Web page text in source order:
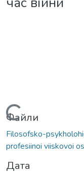
Вантажиться...
Файли
Filosofsko-
profesiinoi viiskovoi
Дата